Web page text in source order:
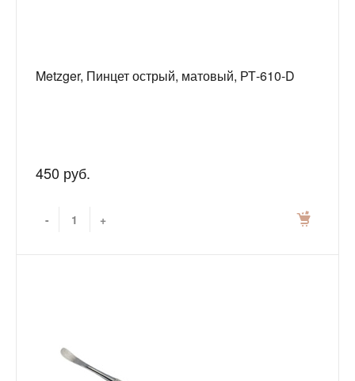
Metzger, Пинцет острый, матовый, РТ-610-D
450 руб.
- +